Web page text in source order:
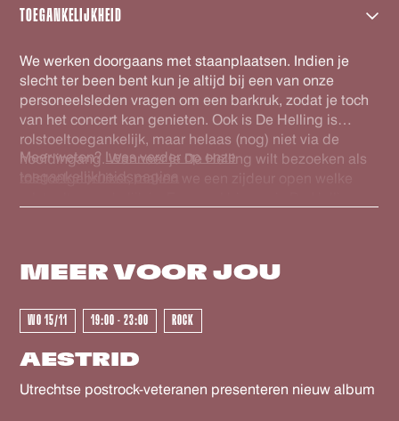
TicketSwap worden verhandeld worden automatisch
plezier!
TOEGANKELIJKHEID
We werken doorgaans met staanplaatsen. Indien je
slecht ter been bent kun je altijd bij een van onze
personeelsleden vragen om een barkruk, zodat je toch
van het concert kan genieten. Ook is De Helling is
rolstoeltoegankelijk, maar helaas (nog) niet via de
hoofdingang. Wanneer je De Helling wilt bezoeken als
rolstoelgebruiker, maken we een zijdeur open welke
info@dehelling.nlof+31 (0)30 – 22 19 944
Meer weten? Lees verder op onze
toegankelijkheidspagina
MEER VOORJOU
- GEWEEST -
WO 15/11 19:00 - 23:00 ROCK
AESTRID
Utrechtse postrock-veteranen presenteren nieuw album